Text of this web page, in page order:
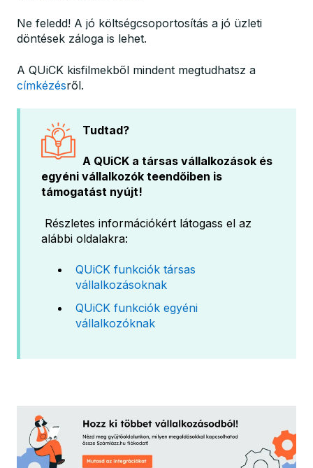
Ne feledd! A jó költségcsoportosítás a jó üzleti
döntések záloga is lehet.
A QUiCK kisfilmekből mindent megtudhatsz a
címkézésről.
Tudtad?
A QUiCK a társas vállalkozások és
egyéni vállalkozók teendőiben is
támogatást nyújt!
Részletes információkért látogass el az
alábbi oldalakra:
QUiCK funkciók társas
vállalkozásoknak
QUiCK funkciók egyéni
vállalkozóknak